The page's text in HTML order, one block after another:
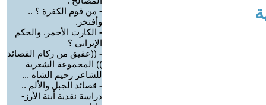
- من قوم الكفرة ؟ ..
وأفتخر.
- الكارت الأحمر. والحكم
الإيراني ؟
- ((عقيق من ركام القصائد
)) المجموعة الشعرية
للشاعر رحيم الشاه ...
- قصائد الجبل والألم ..
دراسة نقدية أبنة الأرز-